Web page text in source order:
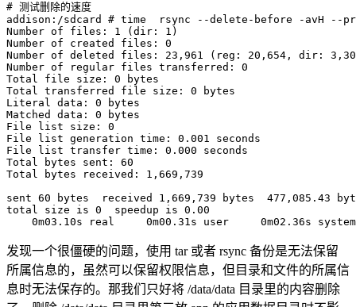
# 测试删除的速度
addison:/sdcard # time  rsync --delete-before -avH --
Number of files: 1 ( dir: 1 )
Number of created files: 0
Number of deleted files: 23,961 ( reg: 20,654 , dir:
Number of regular files transferred: 0
Total file size: 0 bytes
Total transferred file size: 0 bytes
Literal data: 0 bytes
Matched data: 0 bytes
File list size: 0
File list generation time: 0.001 seconds
File list transfer time: 0.000 seconds
Total bytes sent: 60
Total bytes received: 1,669 ,739
sent 60 bytes  received 1,669 ,739 bytes 477,085 .43
total size is 0
  speedup is
0.00
    0m03.10s real     0m00.31s user     0m02.36s system
发现一个很僵硬的问题，使用 tar 或者 rsync 备份是无法保留
所属信息的，虽然可以保留权限信息，但目录和文件的所属信
息时无法保存的。那我们只好将 /data/data 目录里的内容删除